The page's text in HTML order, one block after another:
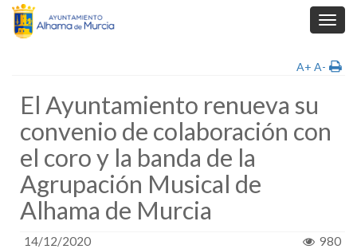
A+ A-
El Ayuntamiento renueva su
convenio de colaboración con
el coro y la banda de la
Agrupación Musical de
Alhama de Murcia
14/12/2020 980